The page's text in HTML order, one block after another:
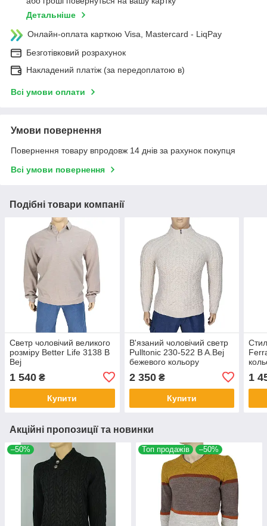
Детальніше
Онлайн-оплата карткою Visa, Mastercard - LiqPay
Безготівковий розрахунок
Накладений платіж (за передоплатою в)
Всі умови оплати
Умови повернення
Повернення товару впродовж 14 днів за рахунок покупця
Всі умови повернення
Подібні товари компанії
Светр чоловічий великого
розміру Better Life 3138 B
Bej
1 540 ₴
Купити
В'язаний чоловічий светр
Pulltonic 230-522 B A.Bej
бежевого кольору
2 350₴
Купити
1
Акційні пропозиції та новинки
–50% Топ продажів –50%